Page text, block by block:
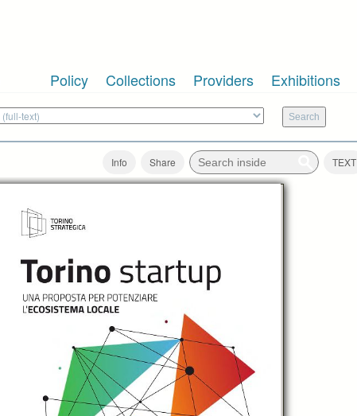
Policy Collections Providers Exhibitions
Info Share TEXT